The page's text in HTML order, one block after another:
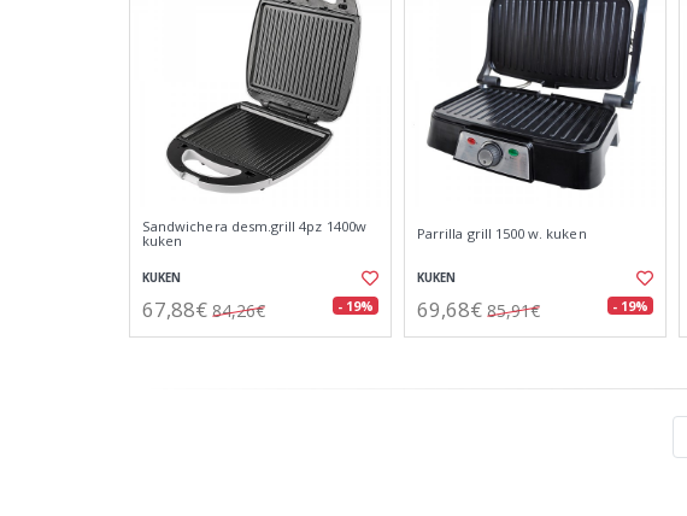
Sandwichera desm.grill 4pz 1400w
kuken
KUKEN
67,88€ 84,26€ - 19%
Parrilla grill 1500 w. kuken
KUKEN
69,68€ 85,91€ - 19%